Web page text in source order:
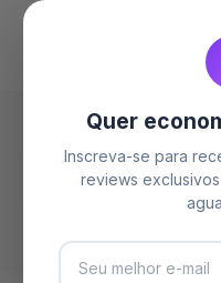
Home
As 10 Melhores
Quer
Inscreva-se para
reviews